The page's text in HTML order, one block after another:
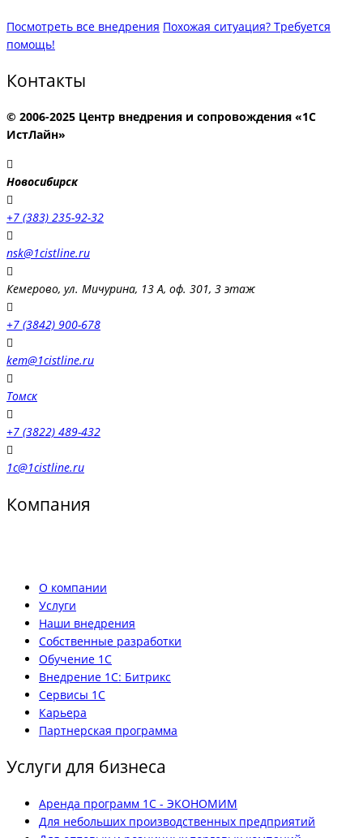
Посмотреть все внедрения Похожая ситуация? Требуется
помощь!
Контакты
© 2006-2025 Центр внедрения и сопровождения «1С
ИстЛайн»
Новосибирск
+7 (383) 235-92-32
nsk@1cistline.ru
Кемерово, ул. Мичурина, 13 А, оф. 301, 3 этаж
+7 (3842) 900-678
kem@1cistline.ru
Томск
+7 (3822) 489-432
1c@1cistline.ru
Компания
О компании
Услуги
Наши внедрения
Собственные разработки
Обучение 1С
Внедрение 1С: Битрикс
Сервисы 1С
Карьера
Партнерская программа
Услуги для бизнеса
Аренда программ 1С - ЭКОНОМИМ
Для небольших производственных предприятий